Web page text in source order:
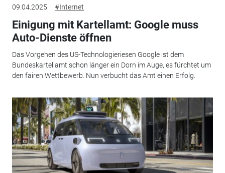
09.04.2025 #Internet
Einigung mit Kartellamt: Google muss
Auto-Dienste öffnen
Das Vorgehen des US-Technologieriesen Google ist dem
Bundeskartellamt schon länger ein Dorn im Auge, es fürchtet um
den fairen Wettbewerb. Nun verbucht das Amt einen Erfolg.